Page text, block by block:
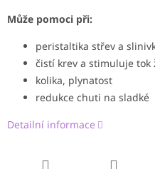
Může pomoci při:
peristaltika střev a
čistí krev a stimuluje tok
kolika, plynatost
redukce chuti na sladké
Detailní informace